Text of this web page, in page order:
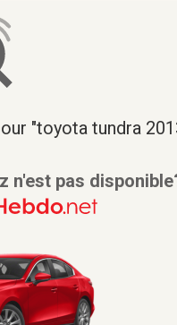
"toyota tundra
n'est pas